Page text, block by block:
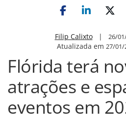
Filip Calixto| 26/
Atualizada em 27/01/
Flórida terá
atrações e
eventos em